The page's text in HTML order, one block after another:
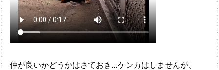
仲が良いかどうかはさておき…ケンカはしませんが、